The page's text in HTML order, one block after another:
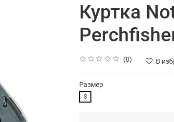
Куртка
(0) В
Размер
S